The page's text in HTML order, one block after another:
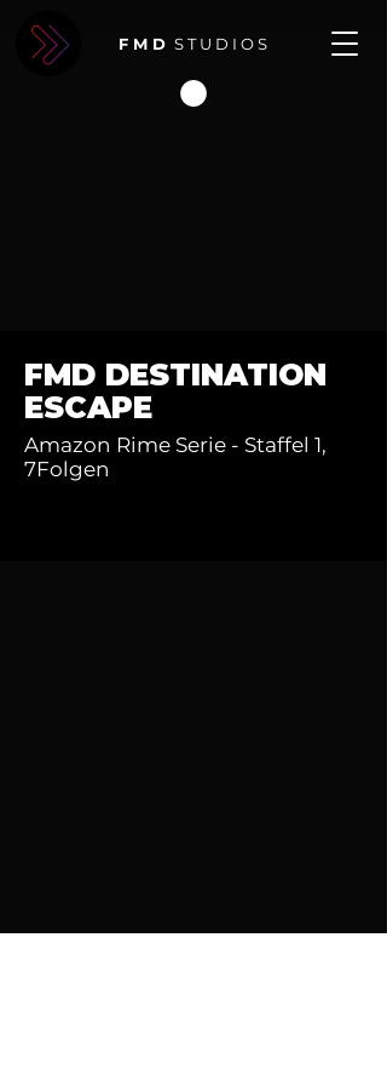
F M D S T U D I O S
FMD DESTINATION
ESCAPE
Amazon Rime Serie - Staffel 1,
7Folgen